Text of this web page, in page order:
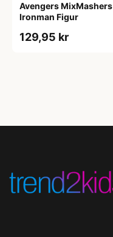
Avengers MixMashers
Ironman Figur
129,95 kr